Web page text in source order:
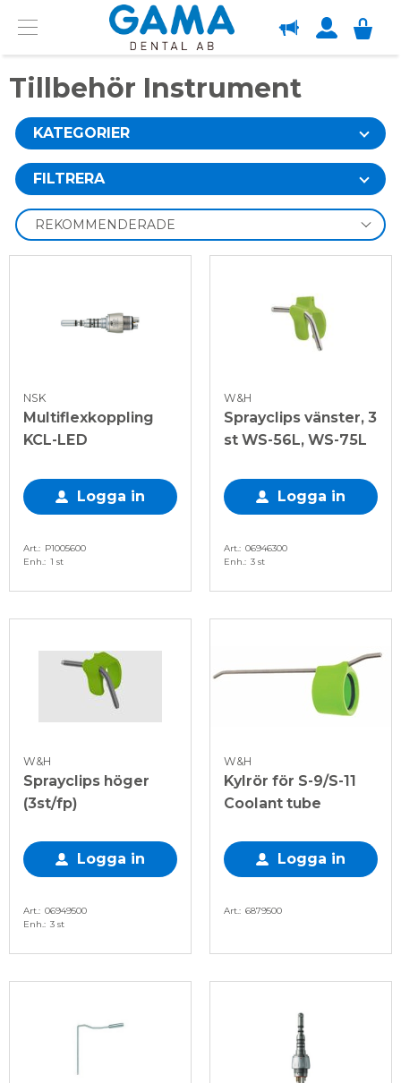
Menu
OM GAMA
Tillbehör Instrument
KATEGORIER
FILTRERA
NSK
Multiflexkoppling
KCL-LED
Logga in
Art.
P1005600
Enh.
1 st
W&H
Sprayclips vänster, 3
st WS-56L, WS-75L
Logga in
Art.
06946300
Enh.
3 st
W&H
Sprayclips höger
(3st/fp)
Logga in
Art. 06949500
Enh. 3 st
W&H
Kylrör för S-9/S-11
Coolant tube
Logga in
Art. 6879500